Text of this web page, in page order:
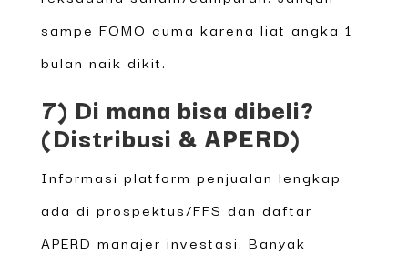
sampe FOMO cuma karena liat angka 1
bulan naik dikit.
7) Di mana bisa dibeli?
(Distribusi & APERD)
Informasi platform penjualan lengkap
ada di prospektus/FFS dan daftar
APERD manajer investasi. Banyak